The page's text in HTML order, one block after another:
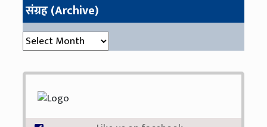
संग्रह (Archive)
संग्रह (Archive)